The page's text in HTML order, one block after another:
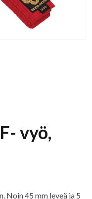
vyö,
Noin 45 mm leveä ja 5